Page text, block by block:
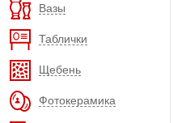
Вазы
Таблички
Щебень
Фотокерамика